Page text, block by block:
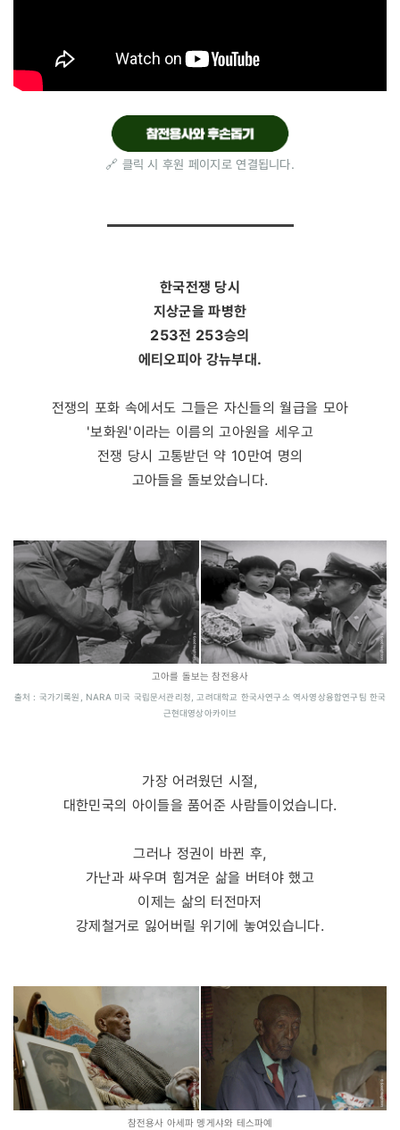
🔗 클릭 시 후원 페이지로 연결됩니다.
한국전쟁 당시
지상군을 파병한
253전 253승의
에티오피아 강뉴부대.
전쟁의 포화 속에서도 그들은 자신들의 월급을 모아
'보화원'이라는 이름의 고아원을 세우고
전쟁 당시 고통받던 약 10만여 명의
고아들을 돌보았습니다.
고아를 돌보는 참전용사
출처 : 국가기록원, NARA 미국 국립문서관리청, 고려대학교 한국사연구소 역사영상융합연구팀 한국
근현대영상아카이브
가장 어려웠던 시절,
대한민국의 아이들을 품어준 사람들이었습니다.
그러나 정권이 바뀐 후,
가난과 싸우며 힘겨운 삶을 버텨야 했고
이제는 삶의 터전마저
강제철거로 잃어버릴 위기에 놓여있습니다.
참전용사 아세파 멩게샤와 테스파예